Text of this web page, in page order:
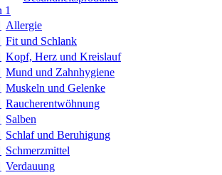
1
Allergie
Fit und Schlank
Kopf, Herz und Kreislauf
Mund und Zahnhygiene
Muskeln und Gelenke
Raucherentwöhnung
Salben
Schlaf und Beruhigung
Schmerzmittel
Verdauung